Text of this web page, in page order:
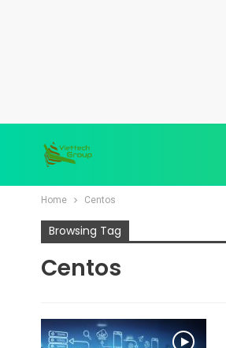
Home Centos
Browsing Tag
Centos